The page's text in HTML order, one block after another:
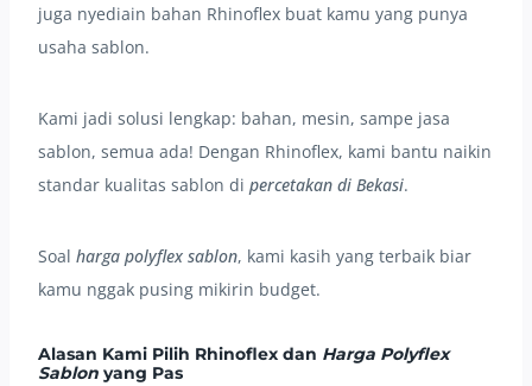
juga nyediain bahan Rhinoflex buat kamu yang punya
usaha sablon.
Kami jadi solusi lengkap: bahan, mesin, sampe jasa
sablon, semua ada! Dengan Rhinoflex, kami bantu naikin
standar kualitas sablon di percetakan di Bekasi.
Soal harga polyflex sablon, kami kasih yang terbaik biar
kamu nggak pusing mikirin budget.
Alasan Kami Pilih Rhinoflex dan Harga Polyflex
Sablon yang Pas